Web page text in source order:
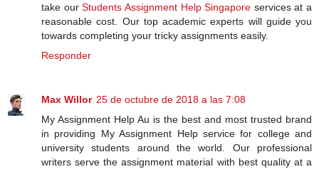
take ourStudents Assignment Help Singapore services at a
reasonable cost. Our top academic experts will guide you
towards completing your tricky assignments easily.
Responder
Max Willor 25 de octubre de 2018 a las 7:08
My Assignment Help Au is the best and most trusted brand
in providing My Assignment Help service for college and
university students around the world. Our professional
writers serve the assignment material with best quality at a